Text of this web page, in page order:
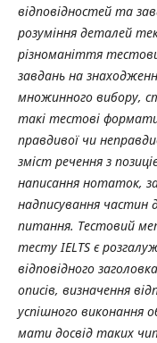
відповідностей та
розуміння деталей
різноманіття
завдань на
множинного вибору,
такі тестові
правдивої чи
зміст речення з
написання нотаток,
надписування частин
питання. Тестовий
тестуIELTSє
відповідного
описів, визначення
успішного виконання
мати досвід таких